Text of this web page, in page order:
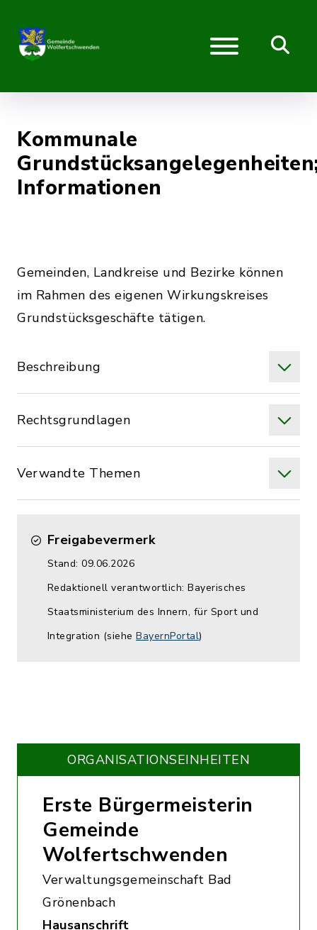
Kommunale
Informationen
Gemeinden, Landkreise und Bezirke können
im Rahmen des eigenen Wirkungskreises
Grundstücksgeschäfte tätigen.
Beschreibung
Rechtsgrundlagen
Verwandte Themen
Freigabevermerk
Stand: 09.06.2026
Redaktionell verantwortlich: Bayerisches
Staatsministerium des Innern, für Sport und
Integration (siehe BayernPortal)
ORGANISATIONS­EINHEITEN
Erste Bürgermeisterin
Gemeinde
Wolfertschwenden
Verwaltungsgemeinschaft Bad
Grönenbach
Hausanschrift